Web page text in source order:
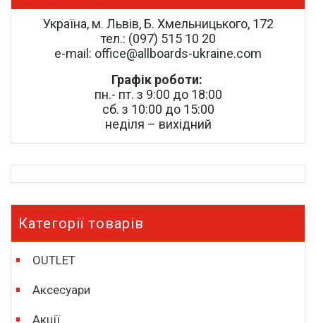
Україна, м. Львів, Б. Хмельницького, 172
тел.: (097) 515 10 20
e-mail: office@allboards-ukraine.com
Графік роботи:
пн.- пт. з 9:00 до 18:00
сб. з 10:00 до 15:00
неділя – вихідний
Категорії товарів
OUTLET
Аксесуари
Акції